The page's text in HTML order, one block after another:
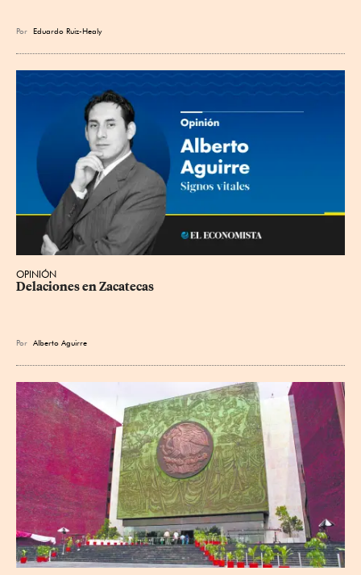
Por Eduardo Ruiz-Healy
OPINIÓN
Delaciones en Zacatecas
Por Alberto Aguirre